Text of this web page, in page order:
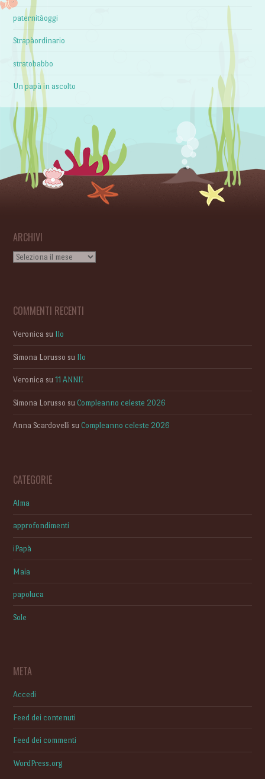
paternitàoggi
Strapàordinario
stratobabbo
Un papà in ascolto
ARCHIVI
Archivi
COMMENTI RECENTI
Veronica su Ilo
Simona Lorusso su Ilo
Veronica su11 ANNI!
Simona Lorusso su Compleanno celeste 2026
Anna Scardovelli su Compleanno celeste 2026
CATEGORIE
Alma
approfondimenti
iPapà
Maia
papoluca
Sole
META
Accedi
Feed dei contenuti
Feed dei commenti
WordPress.org